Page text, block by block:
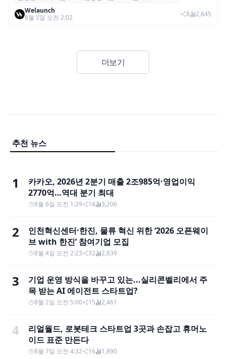
어드밴스드’ 적용
Welaunch
8월 5일 오전 2:02
8 2,645
더보기
추천 뉴스
1
카카오, 2026년 2분기 매출 2조985억·영업이익
2770억…역대 분기 최대
8월 6일 오전 1:29 14 3,206
2
인천혁신센터·한진, 물류 혁신 위한 ‘2026 오픈웨이
브 with 한진’ 참여기업 모집
8월 4일 오전 2:23 32 2,839
3
기업 운영 방식을 바꾸고 있는...실리콘벨리에서 주
목 받는 AI 에이전트 스타트업?
8월 2일 오전 5:00 15 2,461
4
리얼월드, 로봇테크 스타트업 3곳과 손잡고 휴머노
이드 표준 만든다
8월 7일 오전 4:32 16 1,890